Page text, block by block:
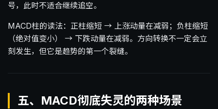
号，此时不适合继续追空。
MACD柱的读法：正柱缩短 → 上涨动量在减弱；负柱缩短
（绝对值变小） → 下跌动量在减弱。方向转换不一定会立
刻发生，但它是趋势的第一个裂缝。
五、MACD彻底失灵的两种场景